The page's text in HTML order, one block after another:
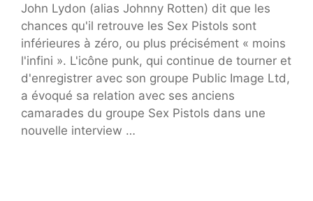
John Lydon (alias Johnny Rotten) dit que les
chances qu'il retrouve les Sex Pistols sont
inférieures à zéro, ou plus précisément « moins
l'infini ». L'icône punk, qui continue de tourner et
d'enregistrer avec son groupe Public Image Ltd,
a évoqué sa relation avec ses anciens
camarades du groupe Sex Pistols dans une
nouvelle interview …